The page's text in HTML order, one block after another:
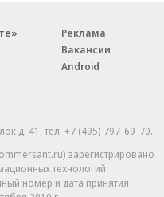
Реклама
Вакансии
Android
д. 41,тел. +7 (495) 797-69-70.
зарегистрировано
технологий
номер и дата принятия